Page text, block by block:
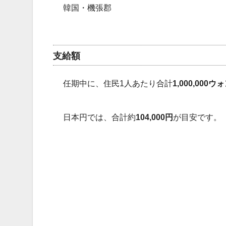
韓国・機張郡
支給額
任期中に、住民1人あたり合計1,000,000ウォ
日本円では、合計約104,000円 が目安です。